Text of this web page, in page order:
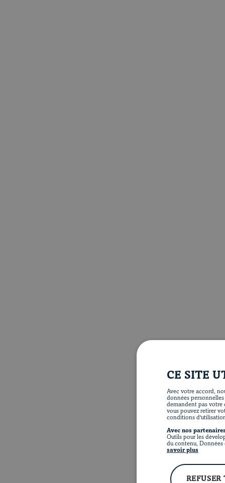
CE SITE
Avec votre accord,
données
demandent pas votre
vous pouvez retirer
conditions
Avec nos
Outils pour les
du contenu,
savoir plus
REFUSER